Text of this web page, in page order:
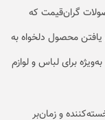
گران‌قیمت که
محصول دلخواه به
برای لباس و لوازم
و زمان‌بر